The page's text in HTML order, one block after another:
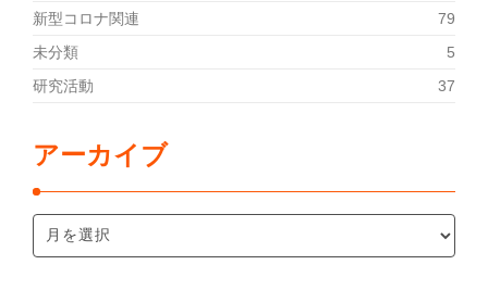
新型コロナ関連
79
未分類
5
研究活動
37
アーカイブ